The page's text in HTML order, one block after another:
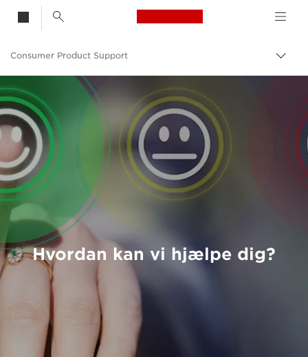
Canon Logo, back
Skift
Consumer Product Support
Hvordan kan vi hjælpe dig?